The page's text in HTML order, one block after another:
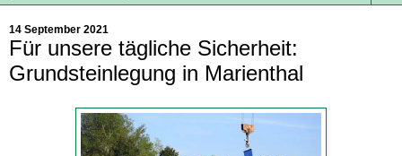
14 September 2021
Für unsere tägliche Sicherheit:
Grundsteinlegung in Marienthal